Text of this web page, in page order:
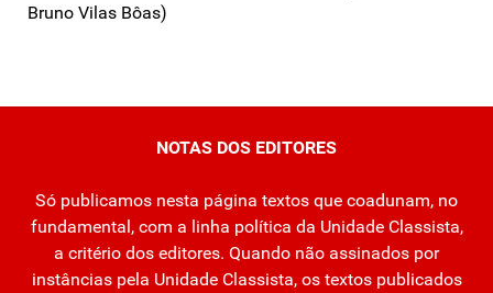
Bruno Vilas Bôas)
NOTAS DOS EDITORES
Só publicamos nesta página textos que coadunam, no
fundamental, com a linha política da Unidade Classista,
a critério dos editores. Quando não assinados por
instâncias pela Unidade Classista, os textos publicados